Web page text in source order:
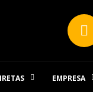
EMPRESA